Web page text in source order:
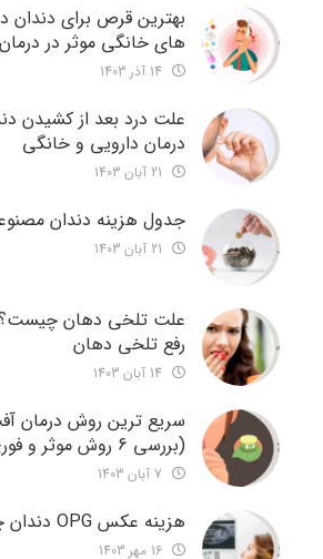
بهترین قرص برای
های خانگی موثر در
علت درد بعد از کشیدن
درمان دارویی و خانگی
جدول هزینه دندان مصنوعی
علت تلخی دهان
رفع تلخی دهان
سریع ترین روش درمان
(بررسی 6 روش موثر و فوری)
هزینه عکس OPG دندان چقدر است؟